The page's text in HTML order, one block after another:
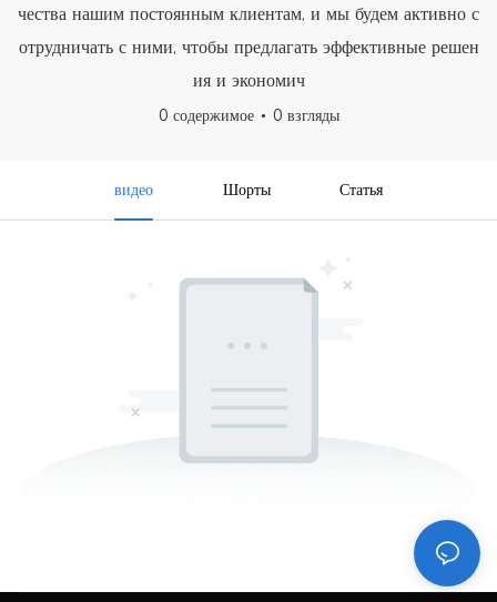
чества нашим постоянным клиентам, и мы будем активно с
отрудничать с ними, чтобы предлагать эффективные решен
ия и экономич
0 содержимое 0 взгляды
видео Шорты Статья